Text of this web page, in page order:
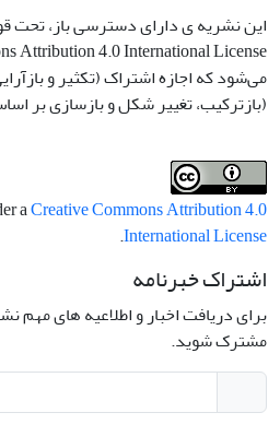
این نشریه ی دارای دسترسی باز، تحت
می‌شود که اجازه اشتراک (تکثیر و
(بازترکیب، تغییر شکل و بازسازی بر
aCreative Commons Attribution 4.0
International License
.
اشتراک خبرنامه
برای دریافت اخبار و اطلاعیه های مهم
مشترک شوید.